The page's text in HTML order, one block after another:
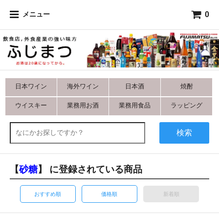
メニュー 0
日本ワイン 海外ワイン 日本酒 焼酎
ウイスキー 業務用お酒 業務用食品 ラッピング
検索
【砂糖】 に登録されている商品
おすすめ順 価格順 新着順